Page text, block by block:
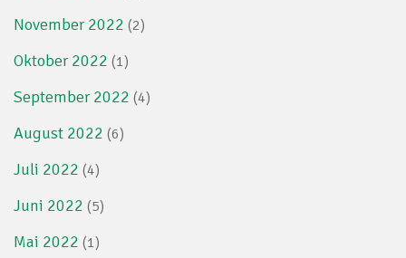
November 2022 (2)
Oktober 2022 (1)
September 2022 (4)
August 2022 (6)
Juli 2022 (4)
Juni 2022 (5)
Mai 2022 (1)